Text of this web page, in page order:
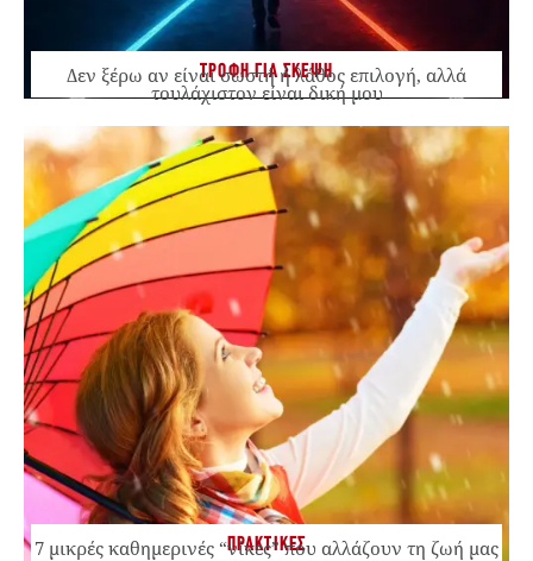
ΤΡΟΦΗ ΓΙΑ ΣΚΕΨΗ
Δεν ξέρω αν είναι σωστή ή λάθος επιλογή, αλλά
τουλάχιστον είναι δική μου
ΠΡΑΚΤΙΚΕΣ
7 μικρές καθημερινές “νίκες” που αλλάζουν τη ζωή μας